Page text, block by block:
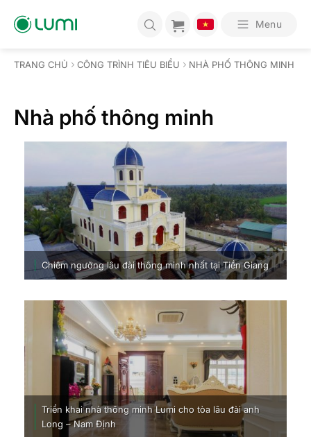
qua
Menu
TRANG CHỦ CÔNG TRÌNH TIÊU BIỂU NHÀ PHỐ THÔNG MINH
Nhà phố thông minh
Chiêm ngưỡng lâu đài thông minh nhất tại Tiền Giang
Triển khai nhà thông minh Lumi cho tòa lâu đài anh
Long – Nam Định